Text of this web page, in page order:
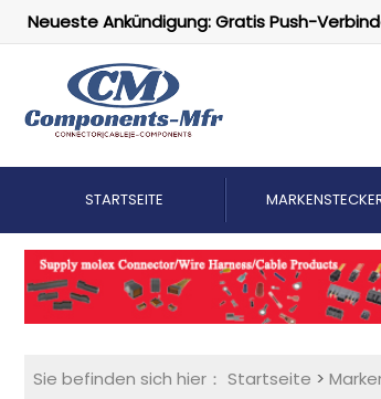
Neueste Ankündigung: Gratis Push-
STARTSEITE
Sie befinden sich hier： Startseite >